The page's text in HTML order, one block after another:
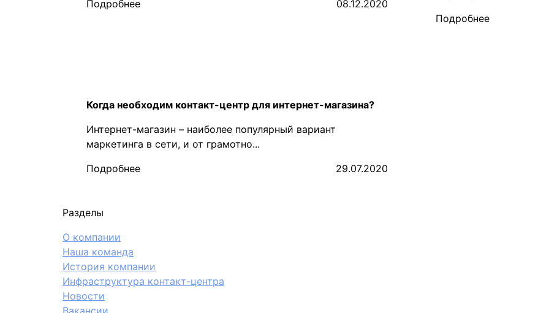
Подробнее
08.12.2020
Подробнее
Когда необходим контакт-центр для интернет-магазина?
Интернет-магазин – наиболее популярный вариант
маркетинга в сети, и от грамотно...
Подробнее
29.07.2020
Разделы
О компании
Наша команда
История компании
Инфраструктура контакт-центра
Новости